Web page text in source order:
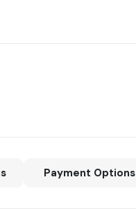
Payment Options